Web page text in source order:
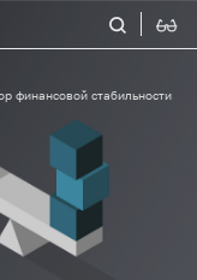
финансовой стабильности